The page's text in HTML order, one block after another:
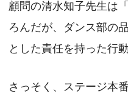
顧問の清水知子先生は
ろんだが、ダンス部の
とした責任を持った行
さっそく、ステージ本